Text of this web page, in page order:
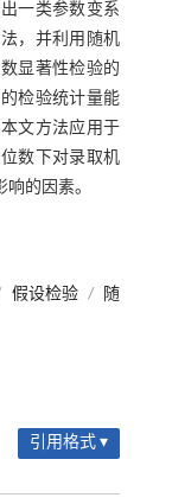
一类参数变系
，并利用随机
显著性检验的
检验统计量能
文方法应用于
数下对录取机
的因素。
假设检验 /
随
引用格式 ▾